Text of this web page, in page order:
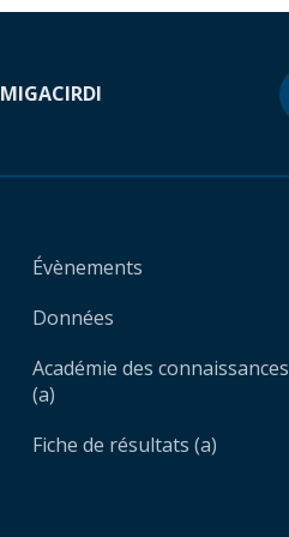
MIGACIRDI
Évènements
Données
Académie des connaissances
(a)
Fiche de résultats (a)